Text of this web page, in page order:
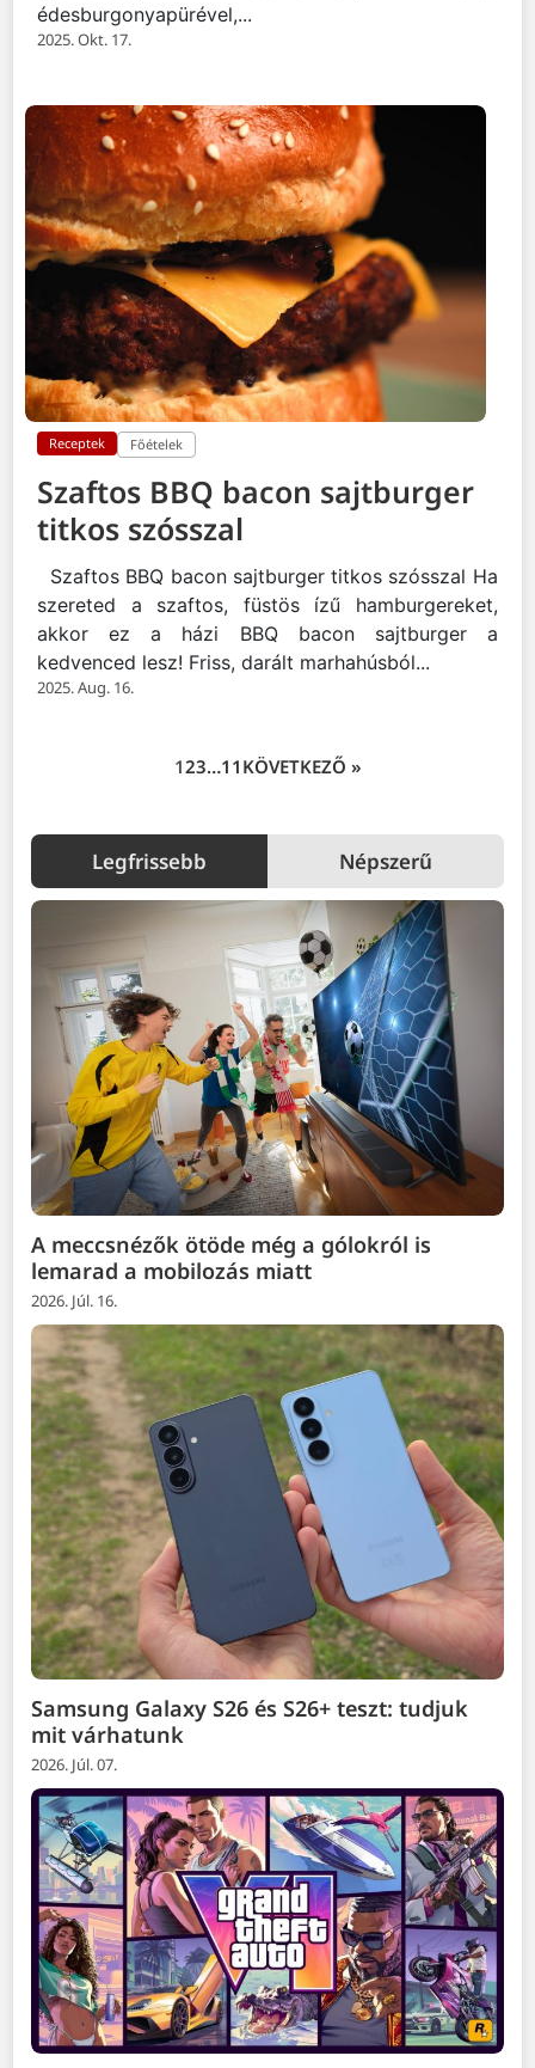
édesburgonyapürével,...
2025. Okt. 17.
Receptek Főételek
Szaftos BBQ bacon sajtburger
titkos szósszal
Szaftos BBQ bacon sajtburger titkos szósszal Ha
szereted a szaftos, füstös ízű hamburgereket,
akkor ez a házi BBQ bacon sajtburger a
kedvenced lesz! Friss, darált marhahúsból...
2025. Aug. 16.
123…11 KÖVETKEZŐ »
Legfrissebb Népszerű
A meccsnézők ötöde még a gólokról is
lemarad a mobilozás miatt
2026. Júl. 16.
Samsung Galaxy S26 és S26+ teszt: tudjuk
mit várhatunk
2026. Júl. 07.